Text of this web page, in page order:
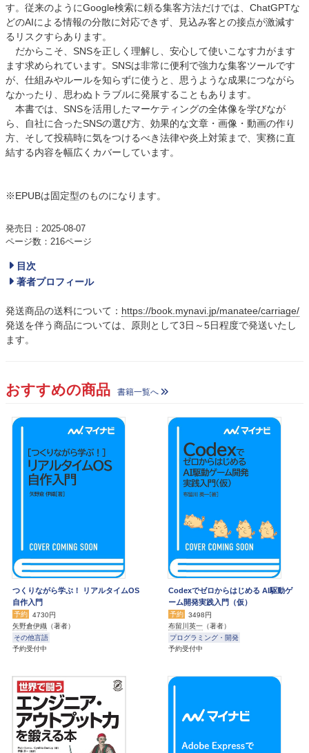
す。従来のようにGoogle検索に頼る集客方法だけでは、ChatGPTな
どのAIによる情報の分散に対応できず、見込み客との接点が激減す
るリスクすらあります。
だからこそ、SNSを正しく理解し、安心して使いこなす力がます
ます求められています。SNSは非常に便利で強力な集客ツールです
が、仕組みやルールを知らずに使うと、思うような成果につながら
なかったり、思わぬトラブルに発展することもあります。
本書では、SNSを活用したマーケティングの全体像を学びなが
ら、自社に合ったSNSの選び方、効果的な文章・画像・動画の作り
方、そして投稿時に気をつけるべき法律や炎上対策まで、実務に直
結する内容を幅広くカバーしています。
※EPUBは固定型のものになります。
発売日：2025-08-07
ページ数：216ページ
目次
著者プロフィール
発送商品の送料について： https://book.mynavi.jp/manatee/carriage/
発送を伴う商品については、原則として3日～5日程度で発送いたし
ます。
おすすめの商品 書籍一覧へ
つくりながら学ぶ！ リアルタイムOS
自作入門
予約
4730円
矢野倉伊織 （著者）
その他言語
予約受付中
Codexでゼロからはじめる AI駆動ゲ
ーム開発実践入門（仮）
予約
3498円
布留川英一 （著者）
プログラミング・開発
予約受付中